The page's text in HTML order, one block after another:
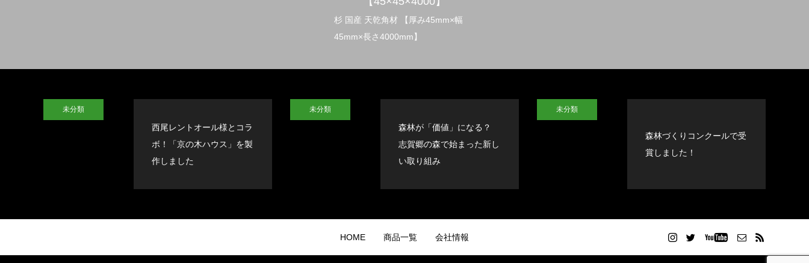
杉 国産 天乾角材 【厚み45mm×幅
45mm×長さ4000mm】
未分類
西尾レントオール様とコラ
ボ！「京の木ハウス」を製
作しました
未分類
森林が「価値」になる？
志賀郷の森で始まった新し
い取り組み
未分類
森林づくりコンクールで受
賞しました！
HOME 商品一覧 会社情報